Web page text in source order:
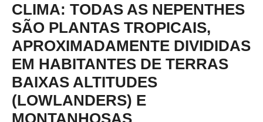
CLIMA: TODAS AS NEPENTHES
SÃO PLANTAS TROPICAIS,
APROXIMADAMENTE DIVIDIDAS
EM HABITANTES DE TERRAS
BAIXAS ALTITUDES
(LOWLANDERS) E
MONTANHOSAS